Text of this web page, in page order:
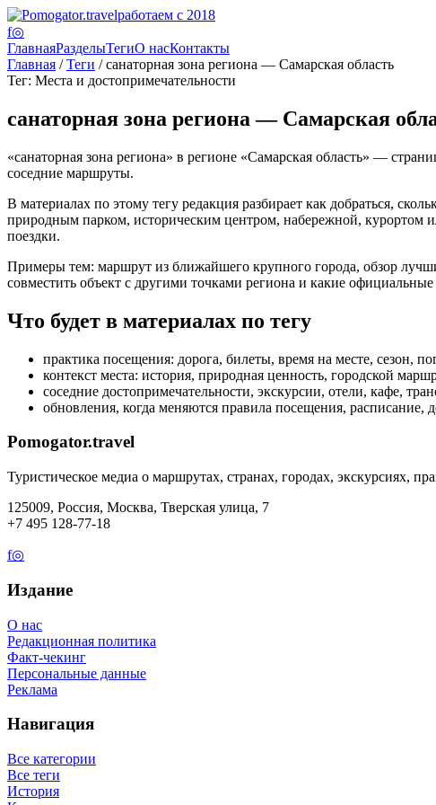
работаем с 2018
f◎
ГлавнаяРазделыТегиО насКонтакты
Главная /Теги / санаторная зона региона — Самарская область
Тег: Места и достопримечательности
санаторная зона региона — Самарская
«санаторная зона региона» в регионе «Самарская область» —
соседние маршруты.
В материалах по этому тегу редакция разбирает как добраться,
природным парком, историческим центром, набережной, курортом
поездки.
Примеры тем: маршрут из ближайшего крупного города, обзор
совместить объект с другими точками региона и какие
Что будет в материалах по тегу
практика посещения: дорога, билеты, время на месте, сезон,
контекст места: история, природная ценность, городской
соседние достопримечательности, экскурсии, отели, кафе,
обновления, когда меняются правила посещения, расписание,
Pomogator.travel
Туристическое медиа о маршрутах, странах, городах, экскурсиях,
125009, Россия, Москва, Тверская улица, 7
+7 495 128-77-18
f◎
Издание
О нас
Редакционная политика
Факт-чекинг
Персональные данные
Реклама
Навигация
Все категории
Все теги
История